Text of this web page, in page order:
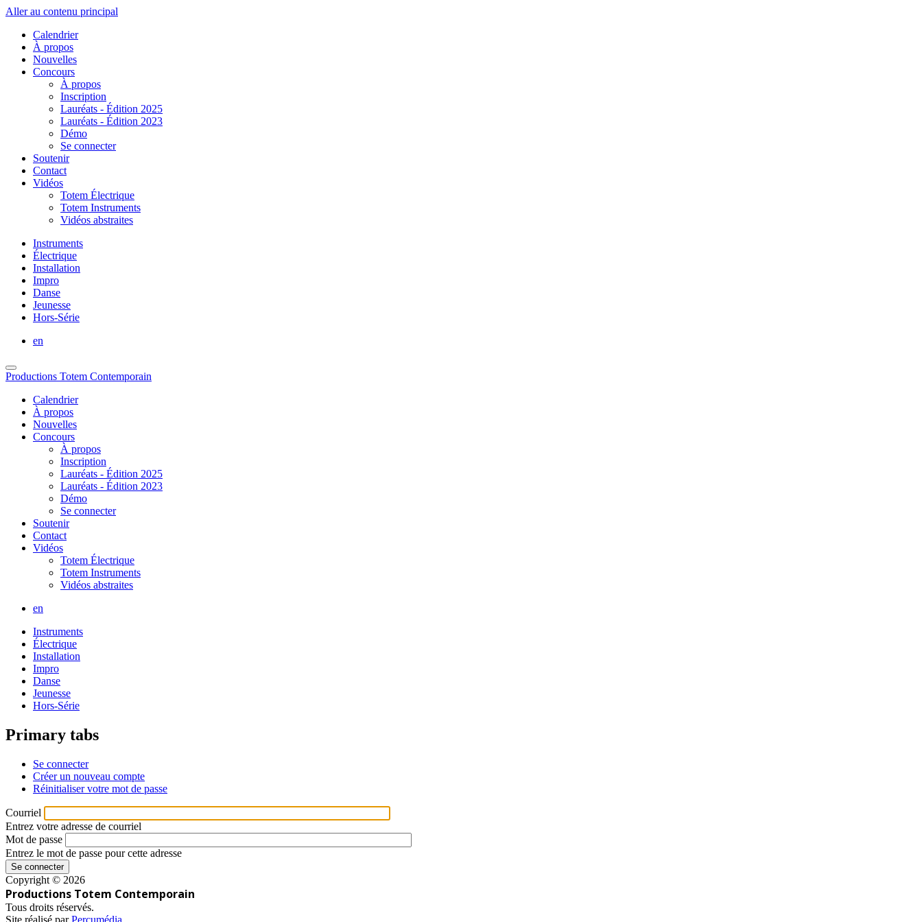
Aller au contenu principal
Calendrier
À propos
Nouvelles
Concours
À propos
Inscription
Lauréats - Édition 2025
Lauréats - Édition 2023
Démo
Se connecter
Soutenir
Contact
Vidéos
Totem Électrique
Totem Instruments
Vidéos abstraites
Instruments
Électrique
Installation
Impro
Danse
Jeunesse
Hors-Série
en
Productions Totem Contemporain
Calendrier
À propos
Nouvelles
Concours
À propos
Inscription
Lauréats - Édition 2025
Lauréats - Édition 2023
Démo
Se connecter
Soutenir
Contact
Vidéos
Totem Électrique
Totem Instruments
Vidéos abstraites
en
Instruments
Électrique
Installation
Impro
Danse
Jeunesse
Hors-Série
Primary tabs
Se connecter
Créer un nouveau compte
Réinitialiser votre mot de passe
Courriel
Entrez votre adresse de courriel
Mot de passe
Entrez le mot de passe pour cette adresse
Copyright © 2026
Productions Totem Contemporain
Tous droits réservés.
Site réalisé parPercumédia